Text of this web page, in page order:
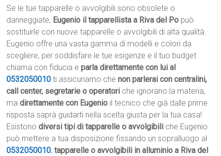
Se le tue tapparelle o avvolgibili sono obsolete o
danneggiate, Eugenio il tapparellista a Riva del Po può
sostituirle con nuove tapparelle o avvolgibili di alta qualità.
Eugenio offre una vasta gamma di modelli e colori da
scegliere, per soddisfare le tue esigenze e il tuo budget
chiama con fiducia eparla direttamente con lui al
0532050010 ti assicuriamo chenon parlerai con centralini,
call center, segretarie o operatori che ignorano la materia,
madirettamente con Eugenio il tecnico che già dalle prime
risposta saprà guidarti nella scelta giusta per la tua casa!
Esistonodiversi tipi di tapparelle o avvolgibili che Eugenio
può mettere a tua disposizione fissando un sopralluogo al
0532050010. tapparelle o avvolgibili in alluminio a Riva del